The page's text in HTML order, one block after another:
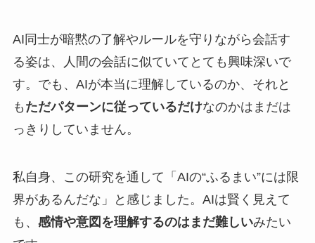
AI同士が暗黙の了解やルールを守りながら会話す
る姿は、人間の会話に似ていてとても興味深いで
す。でも、AIが本当に理解しているのか、それと
も ただパターンに従っているだけなのかはまだは
っきりしていません。
私自身、この研究を通して「AIの“ふるまい”には限
界があるんだな」と感じました。AIは賢く見えて
も、 感情や意図を理解するのはまだ難しいみたい